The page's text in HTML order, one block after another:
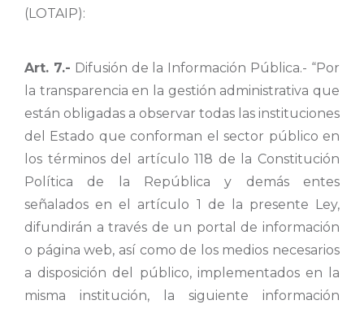
(LOTAIP):
Art. 7.- Difusión de la Información Pública.- “Por
la transparencia en la gestión administrativa que
están obligadas a observar todas las instituciones
del Estado que conforman el sector público en
los términos del artículo 118 de la Constitución
Política de la República y demás entes
señalados en el artículo 1 de la presente Ley,
difundirán a través de un portal de información
o página web, así como de los medios necesarios
a disposición del público, implementados en la
misma institución, la siguiente información